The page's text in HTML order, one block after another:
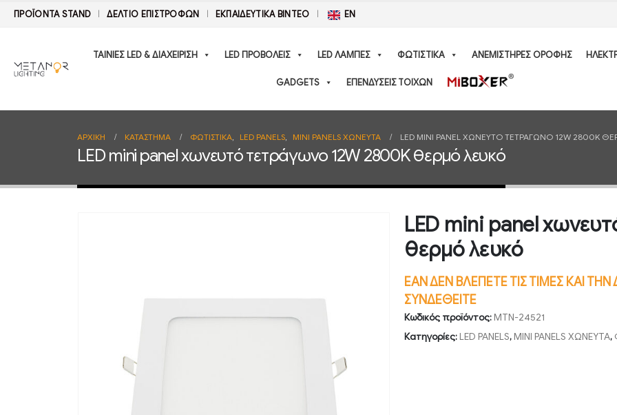
ΠΡΟΪΟΝΤΑ STAND ΔΕΛΤΊΟ ΕΠΙΣΤΡΟΦΏΝ ΕΚΠΑΙΔΕΥΤΙΚΑ ΒΙΝΤΕΟ EN
ΤΑΙΝΙΕΣ LED & ΔΙΑΧΕΙΡΙΣΗ LED ΠΡΟΒΟΛΕΙΣ LED ΛΑΜΠΕΣ ΦΩΤΙΣΤΙΚΑ ΑΝΕΜΙΣΤΗΡΕΣ ΟΡΟΦΗΣ
GADGETS ΕΠΕΝΔΥΣΕΙΣ ΤΟΙΧΩΝ
ΑΡΧΙΚΉ ΚΑΤΆΣΤΗΜΑ ΦΩΤΙΣΤΙΚΑ, LED PANELS, MINI PANELS ΧΩΝΕΥΤΑ LED MINI PANEL ΧΩΝΕΥΤΌ ΤΕΤΡΆΓΩΝΟ 12W 2800K
LED mini panel χωνευτό τετράγωνο 12W 2800K θερμό λευκό
LED mini panel
θερμό λευκό
ΕΑΝ ΔΕΝ ΒΛΕΠΕΤΕ ΤΙΣ ΤΙΜΕΣ ΚΑΙ
ΣΥΝΔΕΘΕΙΤΕ
Κωδικός προϊόντος:MTN-24521
Κατηγορίες:LED PANELS,MINI PANELS ΧΩΝΕΥΤΑ,